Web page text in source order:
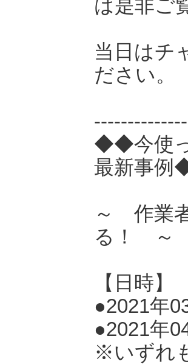
は是非ご
当日はチ
ださい。
◆◆今使っ
最新事
～ 作業
る！ ～
【日時】
●2021年
●2021年
※いずれ